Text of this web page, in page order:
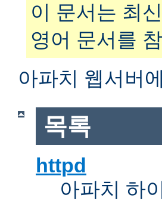
이 문서는 최
영어 문서를
아파치 웹서버
목록
httpd
아파치 하